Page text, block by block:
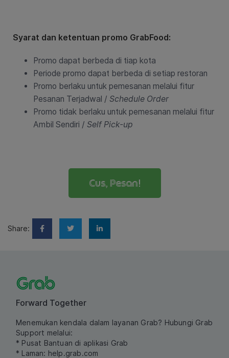
Syarat dan ketentuan promo GrabFood:
Promo dapat berbeda di tiap kota
Periode promo dapat berbeda di setiap restoran
Promo berlaku untuk pemesanan melalui fitur
Pesanan Terjadwal / Schedule Order
Promo tidak berlaku untuk pemesanan melalui fitur
Ambil Sendiri / Self Pick-up
Cus, Pesan!
Share:
Forward Together
Menemukan kendala dalam layanan Grab? Hubungi Grab
Support melalui:
* Pusat Bantuan di aplikasi Grab
* Laman: help.grab.com